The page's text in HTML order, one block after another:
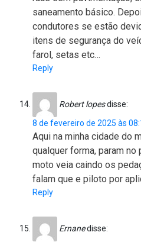
saneamento básico.
condutores se estão
itens de segurança do
farol, setas etc…
Reply
Robert lopesdisse:
8 de fevereiro de 2025 às
Aqui na minha cidade do
qualquer forma, param
moto veia caindo os
falam que e piloto por
Reply
Ernanedisse: